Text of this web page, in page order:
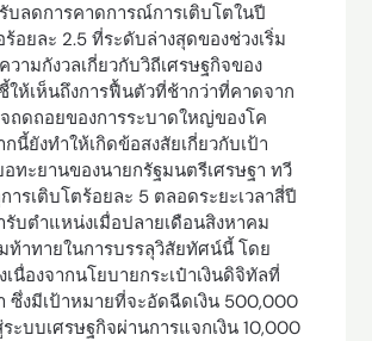
บลดการคาดการณ์การเติบโตในปี
ร้อยละ 2.5 ที่ระดับล่างสุดของช่วงเริ่ม
วามกังวลเกี่ยวกับวิถีเศรษฐกิจของ
ให้เห็นถึงการฟื้นตัวที่ช้ากว่าที่คาดจาก
ถดถอยของการระบาดใหญ่ของโค
นี้ยังทำให้เกิดข้อสงสัยเกี่ยวกับเป้า
ทะยานของนายกรัฐมนตรีเศรษฐา ทวี
ารเติบโตร้อยละ 5 ตลอดระยะเวลาสี่ปี
รับตำแหน่งเมื่อปลายเดือนสิงหาคม
ท้าทายในการบรรลุวิสัยทัศน์นี้ โดย
เนื่องจากนโยบายกระเป๋าเงินดิจิทัลที่
ซึ่งมีเป้าหมายที่จะอัดฉีดเงิน 500,000
ะบบเศรษฐกิจผ่านการแจกเงิน 10,000